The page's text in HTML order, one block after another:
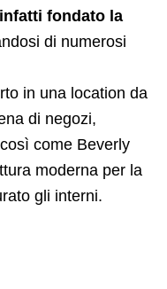
fondato la
di numerosi
in una location da
di negozi,
come Beverly
moderna per la
gli interni.